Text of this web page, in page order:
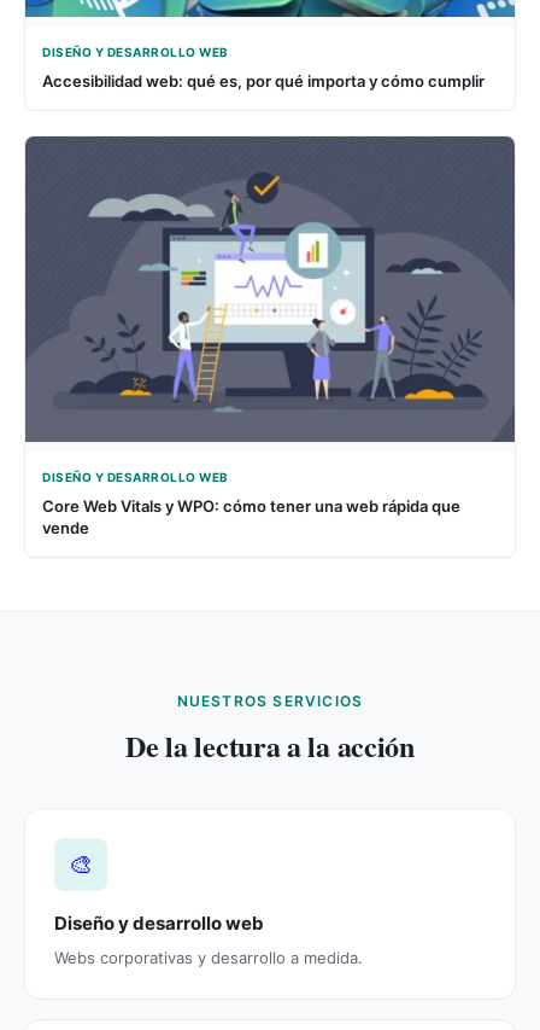
DISEÑO Y DESARROLLO WEB
Accesibilidad web: qué es, por qué importa y cómo cumplir
DISEÑO Y DESARROLLO WEB
Core Web Vitals y WPO: cómo tener una web rápida que
vende
NUESTROS SERVICIOS
De la lectura a la acción
🎨
Diseño y desarrollo web
Webs corporativas y desarrollo a medida.